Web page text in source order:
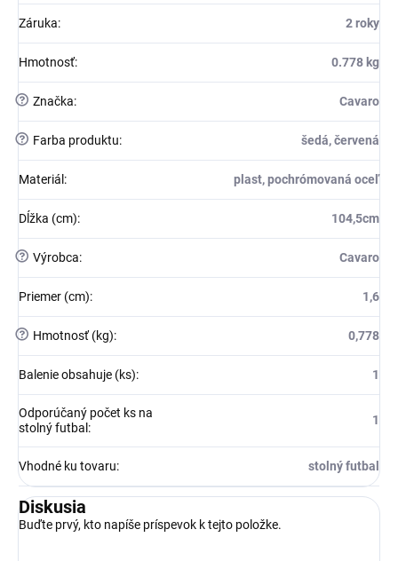
Záruka: 2 roky
Hmotnosť: 0.778 kg
? Značka: Cavaro
? Farba produktu: šedá, červená
Materiál : plast, pochrómovaná oceľ
Dĺžka (cm): 104,5cm
? Výrobca: Cavaro
Priemer (cm): 1,6
? Hmotnosť (kg): 0,778
Balenie obsahuje (ks): 1
Odporúčaný počet ks na
stolný futbal :
1
Vhodné ku tovaru: stolný futbal
Diskusia
Buďte prvý, kto napíše príspevok k tejto položke.